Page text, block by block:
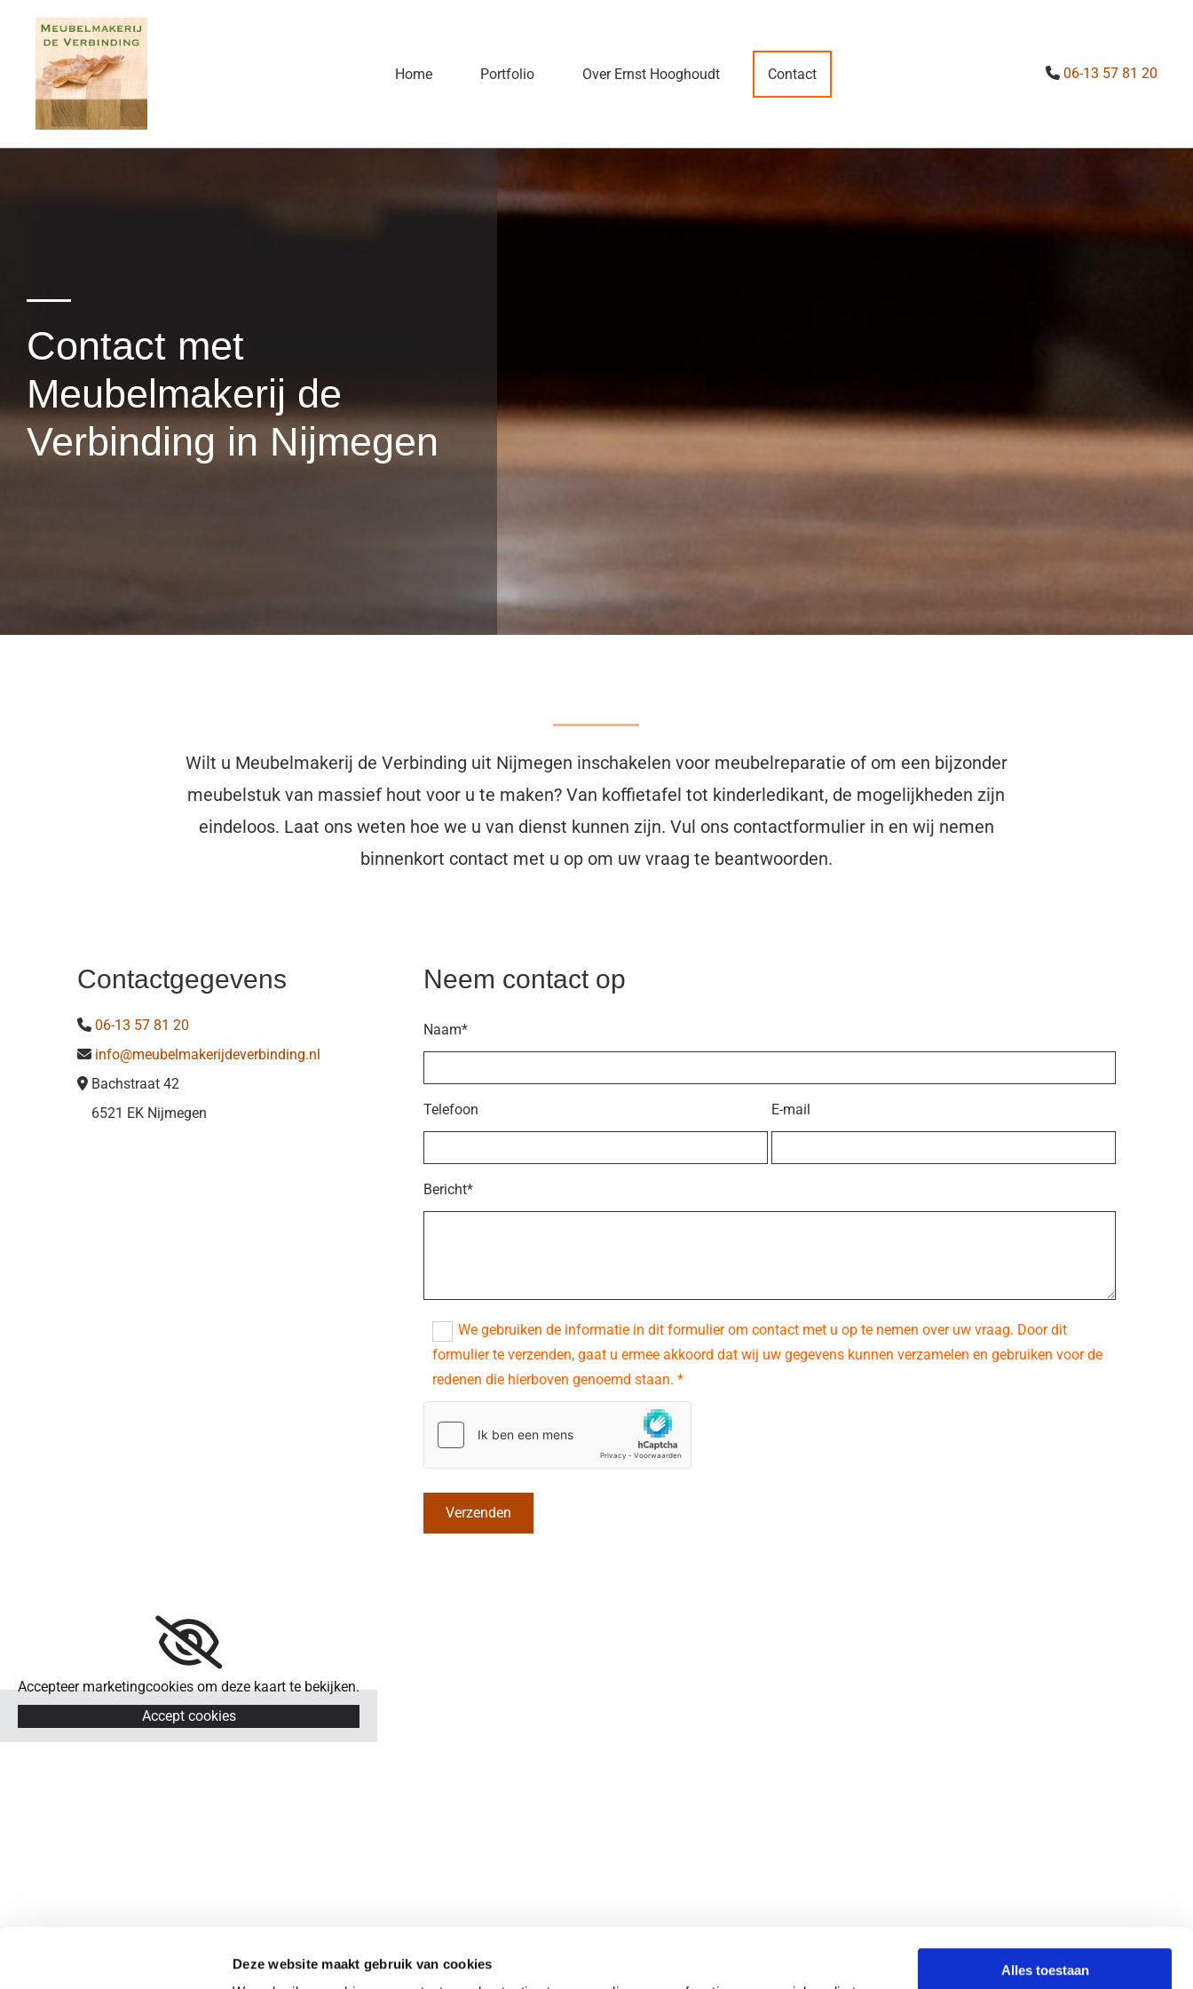
Deze website maakt gebruik van cookies
Alles toestaan
Home Portfolio Over Ernst Hooghoudt Contact  06-13 57 81 20
Contact met
Meubelmakerij de
Verbinding in Nijmegen
Wilt u Meubelmakerij de Verbinding uit Nijmegen inschakelen voor meubelreparatie of om een bijzonder
meubelstuk van massief hout voor u te maken? Van koffietafel tot kinderledikant, de mogelijkheden zijn
eindeloos. Laat ons weten hoe we u van dienst kunnen zijn. Vul ons contactformulier in en wij nemen
binnenkort contact met u op om uw vraag te beantwoorden.
Contactgegevens
 06-13 57 81 20
 info@meubelmakerijdeverbinding.nl
 Bachstraat 42
6521 EK Nijmegen
Neem contact op
Naam*
Telefoon E-mail
Bericht*
We gebruiken de informatie in dit formulier om contact met u op te nemen over uw vraag. Door dit
formulier te verzenden, gaat u ermee akkoord dat wij uw gegevens kunnen verzamelen en gebruiken voor de
redenen die hierboven genoemd staan. *
Accepteer marketingcookies om deze kaart te bekijken.
Accept cookies